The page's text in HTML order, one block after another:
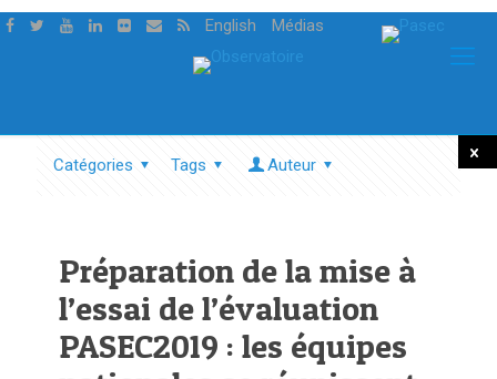
English Médias
Catégories Tags Auteur
Préparation de la mise à
l’essai de l’évaluation
PASEC2019 : les équipes